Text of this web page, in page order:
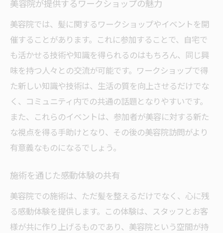
美容院が提供するワークショップの魅力
美容院では、髪に関するワークショップやイベントを開
催することがあります。これに参加することで、自宅で
も活かせる技術や知識を得られるのはもちろん、同じ興
味を持つ人々との交流が可能です。ワークショップで得
た新しい知識や技術は、生活の質を向上させるだけでな
く、コミュニティ内での共通の話題となりやすいです。
また、これらのイベントは、参加者が美容に対する新た
な視点を得る手助けとなり、その後の美容院訪問がより
有意義なものになるでしょう。
施術を通じた感動体験の共有
美容院での施術は、ただ髪を整えるだけでなく、心に残
る感動体験を提供します。この体験は、スタッフとお客
様が共に作り上げるものであり、美容院という空間が持